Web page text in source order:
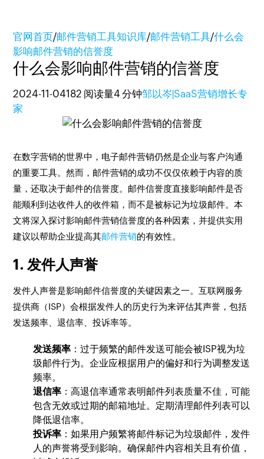
官网首页/邮件营销工具知识库/邮件营销工具/什么会
影响邮件营销的信誉度
什么会影响邮件营销的信誉度
2024-11-04182 阅读量4 分钟邹以岑|SaaS营销增长专
家
在数字营销的世界中，电子邮件营销仍然是企业与客户沟通
的重要工具。然而，邮件营销的成功不仅仅依赖于内容的质
量，还取决于邮件的信誉度。邮件信誉度直接影响邮件是否
能顺利到达收件人的收件箱，而不是被标记为垃圾邮件。本
文将深入探讨影响邮件营销信誉度的各种因素，并提供实用
建议以帮助企业提高其邮件营销的有效性。
1. 发件人声誉
发件人声誉是影响邮件信誉度的关键因素之一。互联网服务
提供商（ISP）会根据发件人的历史行为来评估其声誉，包括
发送频率、退信率、投诉率等。
发送频率 ：过于频繁的邮件发送可能会被ISP视为垃
圾邮件行为。企业应根据用户的偏好和行为调整发送
频率。
退信率 ：高退信率通常表明邮件列表质量不佳，可能
包含无效或过期的邮箱地址。定期清理邮件列表可以
降低退信率。
投诉率 ：如果用户频繁将邮件标记为垃圾邮件，发件
人的声誉将受到影响。确保邮件内容相关且有价值，